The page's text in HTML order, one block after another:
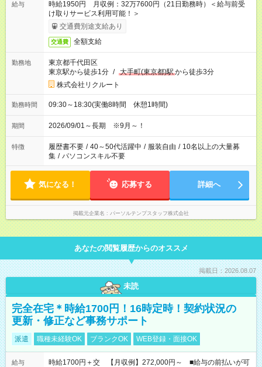
給与
時給1950円 月収例：32万7600円（21日勤務時）＜給与前受
け取りサービス利用可能！＞
交通費別途支給あり
交通費 全額支給
勤務地
東京都千代田区
東京駅から徒歩1分 / 大手町(東京都)駅から徒歩3分
株式会社リクルート
勤務時間 09:30～18:30(実働8時間 休憩1時間)
期間 2026/09/01～長期 ※9月～！
特徴 履歴書不要 / 40～50代活躍中 / 服装自由 / 10名以上の大量募
集 / パソコンスキル不要
気になる！ 応募する 詳細へ
掲載元企業名 パーソルテンプスタッフ株式会社
あなたの閲覧履歴からのオススメ
掲載日：2026.08.07
未読
完全在宅＊時給1700円！16時定時！契約状況の
更新・修正など事務サポート
派遣 職種未経験OK ブランクOK WEB登録・面接OK
給与
時給1700円＋交 【月収例】272,000円～ ■給与の前払いが可